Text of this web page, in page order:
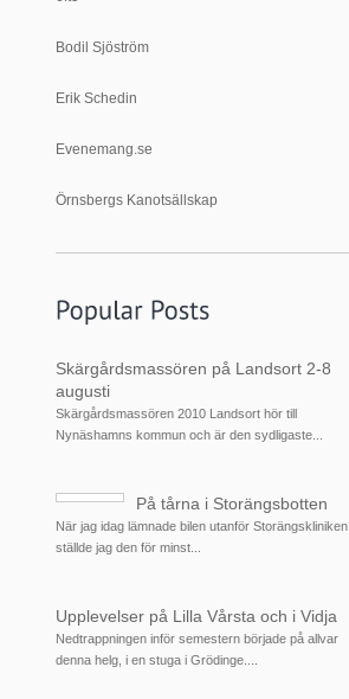
Bodil Sjöström
Erik Schedin
Evenemang.se
Örnsbergs Kanotsällskap
Skärgårdsmassören på Landsort 2-8
augusti
Skärgårdsmassören 2010 Landsort hör till
Nynäshamns kommun och är den sydligaste...
På tårna i Storängsbotten
När jag idag lämnade bilen utanför Storängskliniken
ställde jag den för minst...
Upplevelser på Lilla Vårsta och i Vidja
Nedtrappningen inför semestern började på allvar
denna helg, i en stuga i Grödinge....